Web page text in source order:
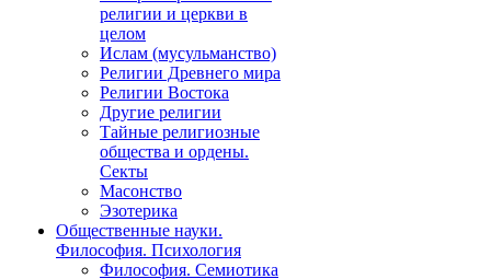
религии и церкви в
целом
Ислам (мусульманство)
Религии Древнего мира
Религии Востока
Другие религии
Тайные религиозные
общества и ордены.
Секты
Масонство
Эзотерика
Общественные науки.
Философия. Психология
Философия. Семиотика